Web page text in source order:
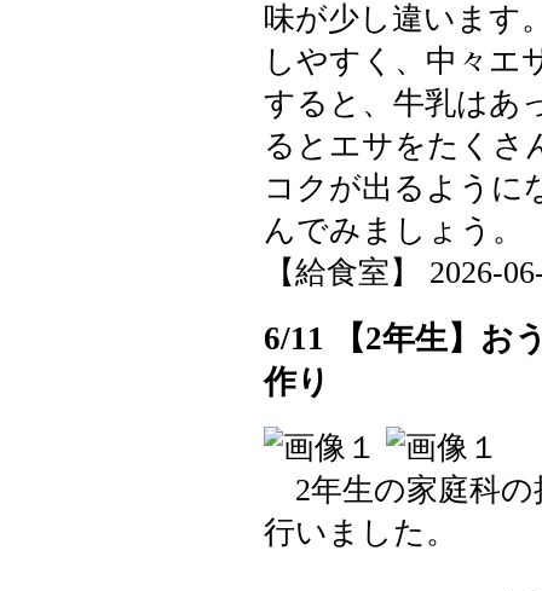
味が少し違います
しやすく、中々エ
すると、牛乳はあ
るとエサをたくさ
コクが出るように
んでみましょう。
【給食室】 2026-
6/11 【2年生】お
作り
2年生の家庭科の
行いました。